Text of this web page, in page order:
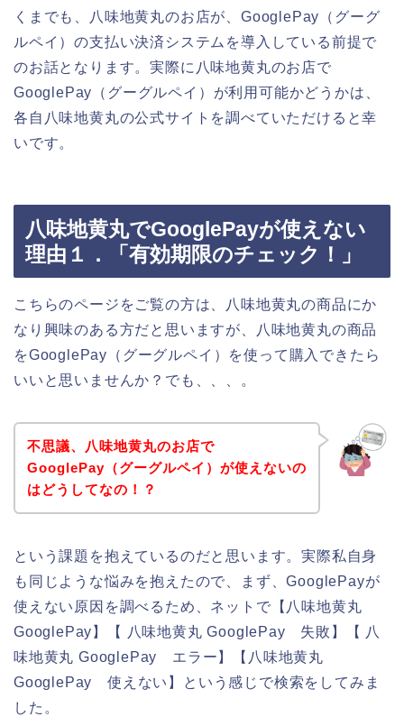
くまでも、八味地黄丸のお店が、GooglePay（グーグ
ルペイ）の支払い決済システムを導入している前提で
のお話となります。実際に八味地黄丸のお店で
GooglePay（グーグルペイ）が利用可能かどうかは、
各自八味地黄丸の公式サイトを調べていただけると幸
いです。
八味地黄丸でGooglePayが使えない
理由１．「有効期限のチェック！」
こちらのページをご覧の方は、八味地黄丸の商品にか
なり興味のある方だと思いますが、八味地黄丸の商品
をGooglePay（グーグルペイ）を使って購入できたら
いいと思いませんか？でも、、、。
不思議、八味地黄丸のお店で
GooglePay（グーグルペイ）が使えないの
はどうしてなの！？
という課題を抱えているのだと思います。実際私自身
も同じような悩みを抱えたので、まず、GooglePayが
使えない原因を調べるため、ネットで【八味地黄丸
GooglePay】【 八味地黄丸 GooglePay 失敗】【 八
味地黄丸 GooglePay エラー】【八味地黄丸
GooglePay 使えない】という感じで検索をしてみま
した。